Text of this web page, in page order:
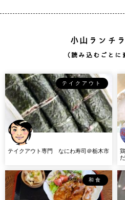
小山ランチ
（読み込むごとに
テイクアウト
テイクアウト専門 なにわ寿司＠栃木市
和食